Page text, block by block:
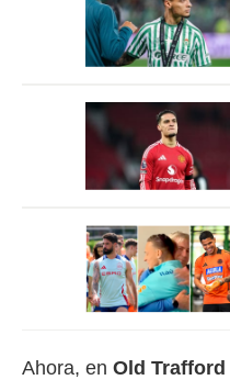
Ahora, en Old Trafford